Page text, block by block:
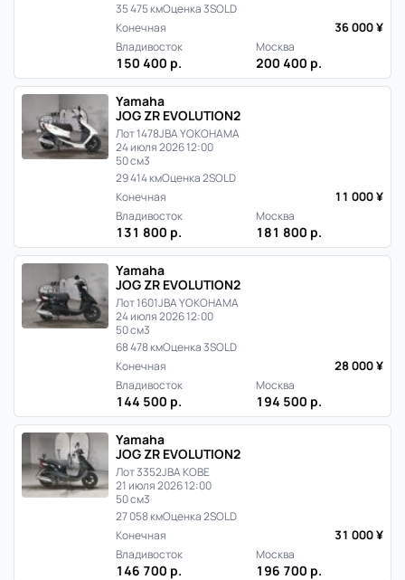
35 475 кмОценка 3SOLD
Конечная
36 000 ¥
Владивосток
150 400 р.
Москва
200 400 р.
Yamaha
JOG ZR EVOLUTION2
Лот 1478JBA YOKOHAMA
24 июля 2026 12:00
50 см3
29 414 кмОценка 2SOLD
Конечная
11 000 ¥
Владивосток
131 800 р.
Москва
181 800 р.
Yamaha
JOG ZR EVOLUTION2
Лот 1601JBA YOKOHAMA
24 июля 2026 12:00
50 см3
68 478 кмОценка 3SOLD
Конечная
28 000 ¥
Владивосток
144 500 р.
Москва
194 500 р.
Yamaha
JOG ZR EVOLUTION2
Лот 3352JBA KOBE
21 июля 2026 12:00
50 см3
27 058 кмОценка 2SOLD
Конечная
31 000 ¥
Владивосток
146 700 р.
Москва
196 700 р.